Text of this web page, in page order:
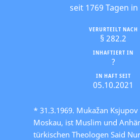
seit 1769 Tagen
IN HAFT SEIT
05.10.2021
INHAFTIERT IN
?
VERURTEILT NACH
§ 282.2
* 31.3.1969. Mukažan
Moskau, ist Muslim und
türkischen Theologen Said